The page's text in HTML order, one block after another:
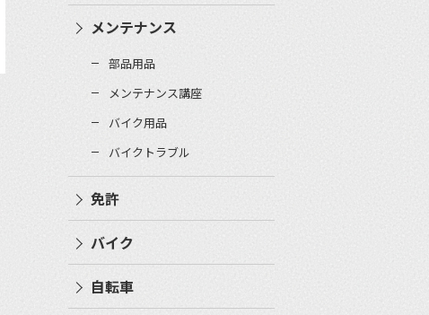
メンテナンス
部品用品
メンテナンス講座
バイク用品
バイクトラブル
免許
バイク
自転車